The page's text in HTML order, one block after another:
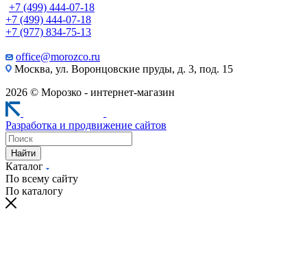
+7 (499) 444-07-18
+7 (499) 444-07-18
+7 (977) 834-75-13
office@morozco.ru
Москва, ул. Воронцовские пруды, д. 3, под. 15
2026 © Морозко - интернет-магазин
Разработка и продвижение сайтов
Найти
Каталог
По всему сайту
По каталогу